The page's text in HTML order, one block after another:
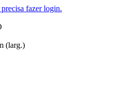
fazer login.
(larg.)